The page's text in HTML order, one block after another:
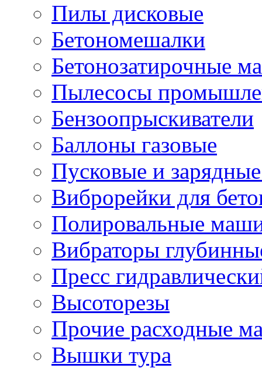
Пилы дисковые
Бетономешалки
Бетонозатирочные
Пылесосы
Бензоопрыскиватели
Баллоны газовые
Пусковые и
Виброрейки для
Полировальные
Вибраторы
Пресс
Высоторезы
Прочие расходные
Вышки тура